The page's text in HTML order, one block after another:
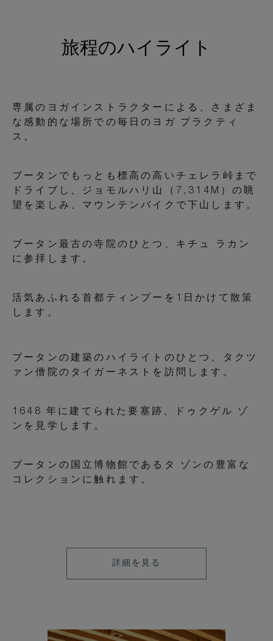
旅程のハイライト
専属のヨガインストラクターによる、さまざま
な感動的な場所での毎日のヨガ プラクティ
ス。
ブータンでもっとも標高の高いチェレラ峠まで
ドライブし、ジョモルハリ山（7,314M）の眺
望を楽しみ、マウンテンバイクで下山します。
ブータン最古の寺院のひとつ、キチュ ラカン
に参拝します。
活気あふれる首都ティンプーを1日かけて散策
します。
ブータンの建築のハイライトのひとつ、タクツ
ァン僧院のタイガーネストを訪問します。
1648 年に建てられた要塞跡、ドゥクゲル ゾ
ンを見学します。
ブータンの国立博物館であるタ ゾンの豊富な
コレクションに触れます。
詳
細
る
詳細を見る